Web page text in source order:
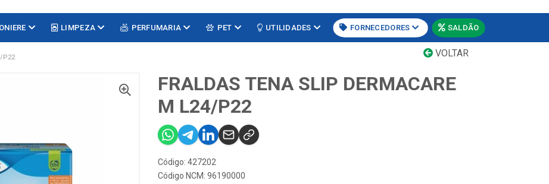
LIMPEZA PERFUMARIA PET UTILIDADES FORNECEDORES SALDÃO
VOLTAR
P22
FRALDAS TENA SLIP DERMACARE
M L24/P22
Código: 427202
Código NCM: 96190000